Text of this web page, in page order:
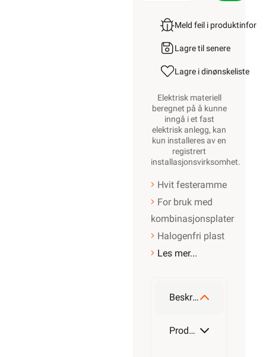
Meld feil i
Lagre til senere
Lagre i dinønskeliste
Elektrisk materiell
beregnet på å kunne
inngå i et fast
elektrisk anlegg, kan
kun installeres av en
registrert
installasjonsvirksomhet.
Hvit festeramme
For bruk med
kombinasjonsplater
Halogenfri plast
Les mer...
Beskrivelse
Produktdetaljer